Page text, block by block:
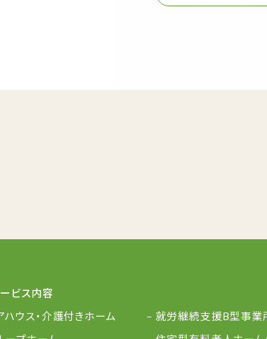
ビス内容
ハウス・介護付きホーム
就労継続支援B型事業